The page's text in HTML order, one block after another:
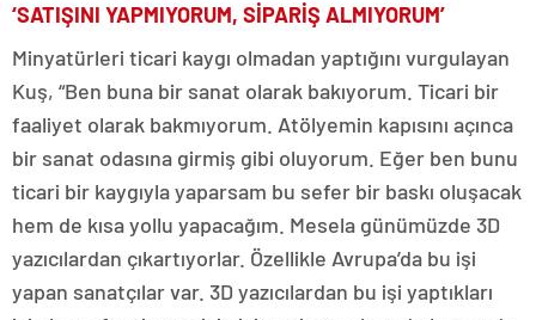
‘SATIŞINI YAPMIYORUM, SİPARİŞ ALMIYORUM’
Minyatürleri ticari kaygı olmadan yaptığını vurgulayan
Kuş, “Ben buna bir sanat olarak bakıyorum. Ticari bir
faaliyet olarak bakmıyorum. Atölyemin kapısını açınca
bir sanat odasına girmiş gibi oluyorum. Eğer ben bunu
ticari bir kaygıyla yaparsam bu sefer bir baskı oluşacak
hem de kısa yollu yapacağım. Mesela günümüzde 3D
yazıcılardan çıkartıyorlar. Özellikle Avrupa’da bu işi
yapan sanatçılar var. 3D yazıcılardan bu işi yaptıkları